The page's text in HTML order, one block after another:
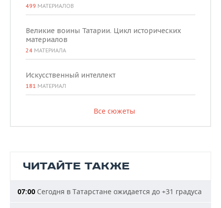
499 МАТЕРИАЛОВ
Великие воины Татарии. Цикл исторических
материалов
24 МАТЕРИАЛА
Искусственный интеллект
181 МАТЕРИАЛ
Все сюжеты
ЧИТАЙТЕ ТАКЖЕ
07:00 Сегодня в Татарстане ожидается до +31 градуса